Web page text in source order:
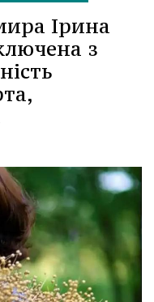
Ірина
з